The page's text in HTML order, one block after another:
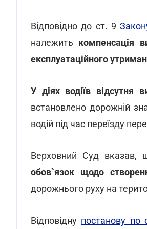
Відповідно до ст. 9
належить компенсація
експлуатаційного
У діях водіїв відсутня
встановлено дорожній
водій під час переїзду
Верховний Суд вказав,
обов`язок щодо
дорожнього руху на
Відповідну постанову